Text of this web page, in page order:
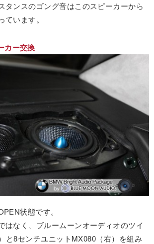
タンスのゴング音はこのスピーカーから
います。
カー交換
状態です。
はなく、ブルームーンオーディオのツイ
と8センチユニットMX080（右）を組み